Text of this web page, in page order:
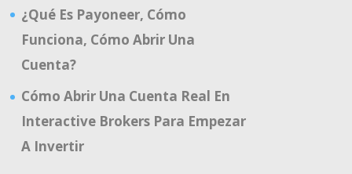
¿Qué Es Payoneer, Cómo
Funciona, Cómo Abrir Una
Cuenta?
Cómo Abrir Una Cuenta Real En
Interactive Brokers Para Empezar
A Invertir